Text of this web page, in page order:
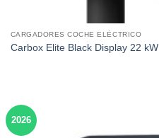
CARGADORES COCHE ELÉCTRICO
Carbox Elite Black Display 22 kW
2026